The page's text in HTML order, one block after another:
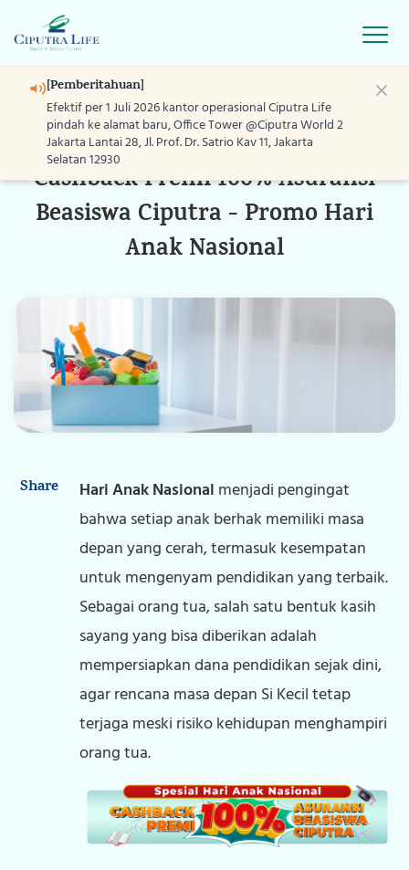
[Pemberitahuan]
Efektif per 1 Juli 2026 kantor operasional Ciputra Life
pindah ke alamat baru, Office Tower @Ciputra World 2
Jakarta Lantai 28, Jl. Prof. Dr. Satrio Kav 11, Jakarta
Selatan 12930
Home
Produk
Program
Tentang Kami
Karier
Kontak Kami
Promo 03 Jul 2026
Cashback Premi 100% Asuransi
Beasiswa Ciputra - Promo Hari
Anak Nasional
Share Hari Anak Nasional menjadi pengingat
bahwa setiap anak berhak memiliki masa
depan yang cerah, termasuk kesempatan
untuk mengenyam pendidikan yang terbaik.
Sebagai orang tua, salah satu bentuk kasih
sayang yang bisa diberikan adalah
mempersiapkan dana pendidikan sejak dini,
agar rencana masa depan Si Kecil tetap
terjaga meski risiko kehidupan menghampiri
orang tua.